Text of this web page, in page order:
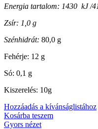
Energia tartalom: 1430 kJ /
Zsír: 1,0 g
Szénhidrát: 80,0 g
Fehérje: 12 g
Só: 0,1 g
Kiszerelés: 10g
Hozzáadás a kívánságlistához
Kosárba teszem
Gyors nézet